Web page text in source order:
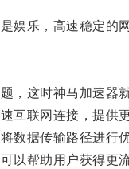
乐，高速稳定的
这时神马加速器就
联网连接，提供更
据传输路径进行
帮助用户获得更流